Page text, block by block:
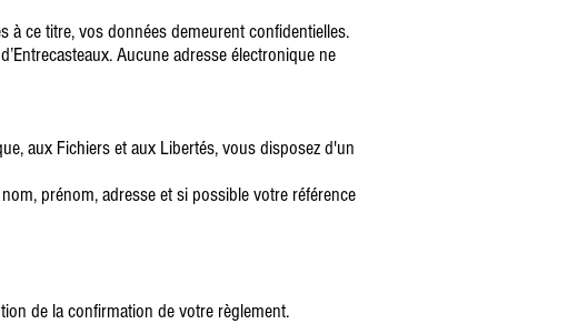
à ce titre, vos données demeurent confidentielles.
Aucune adresse électronique ne
aux Fichiers et aux Libertés, vous disposez d'un
prénom, adresse et si possible votre référence
de la confirmation de votre règlement.